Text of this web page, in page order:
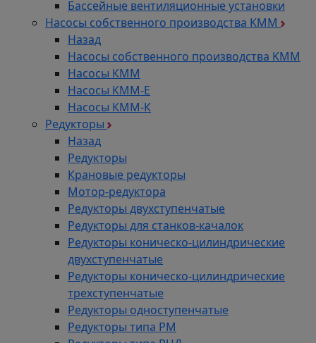
Бассейные вентиляционные установки
Насосы собственного производства KMM
Назад
Насосы собственного производства KMM
Насосы КММ
Насосы КММ-Е
Насосы КММ-К
Редукторы
Назад
Редукторы
Крановые редукторы
Мотор-редуктора
Редукторы двухступенчатые
Редукторы для станков-качалок
Редукторы коническо-цилиндрические
двухступенчатые
Редукторы коническо-цилиндрические
трехступенчатые
Редукторы одноступенчатые
Редукторы типа РМ